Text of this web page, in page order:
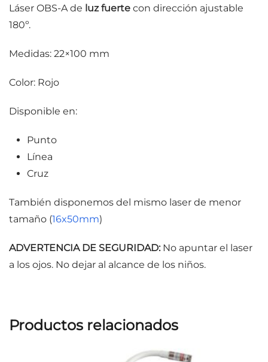
Láser OBS-A de luz fuerte con dirección ajustable
180º.
Medidas: 22×100 mm
Color: Rojo
Disponible en:
Punto
Línea
Cruz
También disponemos del mismo laser de menor
tamaño (16x50mm)
ADVERTENCIA DE SEGURIDAD: No apuntar el laser
a los ojos. No dejar al alcance de los niños.
Productos relacionados